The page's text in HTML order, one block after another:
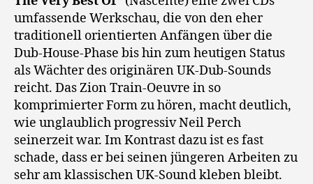
umfassende Werkschau, die von den eher
traditionell orientierten Anfängen über die
Dub-House-Phase bis hin zum heutigen Status
als Wächter des originären UK-Dub-Sounds
reicht. Das Zion Train-Oeuvre in so
komprimierter Form zu hören, macht deutlich,
wie unglaublich progressiv Neil Perch
seinerzeit war. Im Kontrast dazu ist es fast
schade, dass er bei seinen jüngeren Arbeiten zu
sehr am klassischen UK-Sound kleben bleibt.